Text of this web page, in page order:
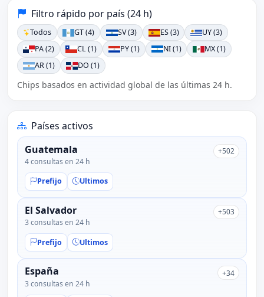
Filtro rápido por país (24 h)
Todos GT (4) SV (3) ES (3)
UY (3)
PA (2)
CL (1) PY (1) NI (1)
MX (1)
AR (1)
DO (1)
Chips basados en actividad global de las últimas 24 h.
Países activos
Guatemala
4 consultas en 24 h
+502
Prefijo Ultimos
El Salvador
3 consultas en 24 h
+503
Prefijo Ultimos
España
3 consultas en 24 h
+34